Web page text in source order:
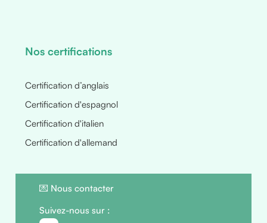
Nos certifications
Certification d’anglais
Certification d'espagnol
Certification d'italien
Certification d'allemand
💌 Nous contacter
Suivez-nous sur :